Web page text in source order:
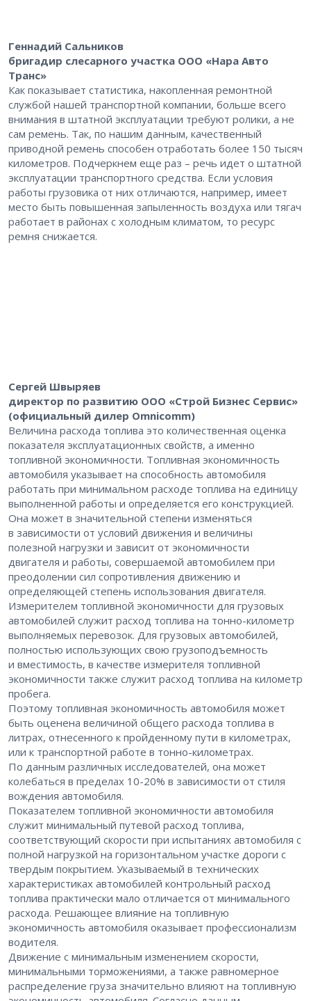
Геннадий Сальников
бригадир слесарного участка ООО «Нара Авто
Транс»
Как показывает статистика, накопленная ремонтной
службой нашей транспортной компании, больше всего
внимания в штатной эксплуатации требуют ролики, а не
сам ремень. Так, по нашим данным, качественный
приводной ремень способен отработать более 150 тысяч
километров. Подчеркнем еще раз – речь идет о штатной
эксплуатации транспортного средства. Если условия
работы грузовика от них отличаются, например, имеет
место быть повышенная запыленность воздуха или тягач
работает в районах с холодным климатом, то ресурс
ремня снижается.
Сергей Швыряев
директор по развитию ООО «Строй Бизнес Сервис»
(официальный дилер Omnicomm)
Величина расхода топлива это количественная оценка
показателя эксплуатационных свойств, а именно
топливной экономичности. Топливная экономичность
автомобиля указывает на способность автомобиля
работать при минимальном расходе топлива на единицу
выполненной работы и определяется его конструкцией.
Она может в значительной степени изменяться
в зависимости от условий движения и величины
полезной нагрузки и зависит от экономичности
двигателя и работы, совершаемой автомобилем при
преодолении сил сопротивления движению и
определяющей степень использования двигателя.
Измерителем топливной экономичности для грузовых
автомобилей служит расход топлива на тонно-километр
выполняемых перевозок. Для грузовых автомобилей,
полностью использующих свою грузоподъемность
и вместимость, в качестве измерителя топливной
экономичности также служит расход топлива на километр
пробега.
Поэтому топливная экономичность автомобиля может
быть оценена величиной общего расхода топлива в
литрах, отнесенного к пройденному пути в километрах,
или к транспортной работе в тонно-километрах.
По данным различных исследователей, она может
колебаться в пределах 10-20% в зависимости от стиля
вождения автомобиля.
Показателем топливной экономичности автомобиля
служит минимальный путевой расход топлива,
соответствующий скорости при испытаниях автомобиля с
полной нагрузкой на горизонтальном участке дороги с
твердым покрытием. Указываемый в технических
характеристиках автомобилей контрольный расход
топлива практически мало отличается от минимального
расхода. Решающее влияние на топливную
экономичность автомобиля оказывает профессионализм
водителя.
Движение с минимальным изменением скорости,
минимальными торможениями, а также равномерное
распределение груза значительно влияют на топливную